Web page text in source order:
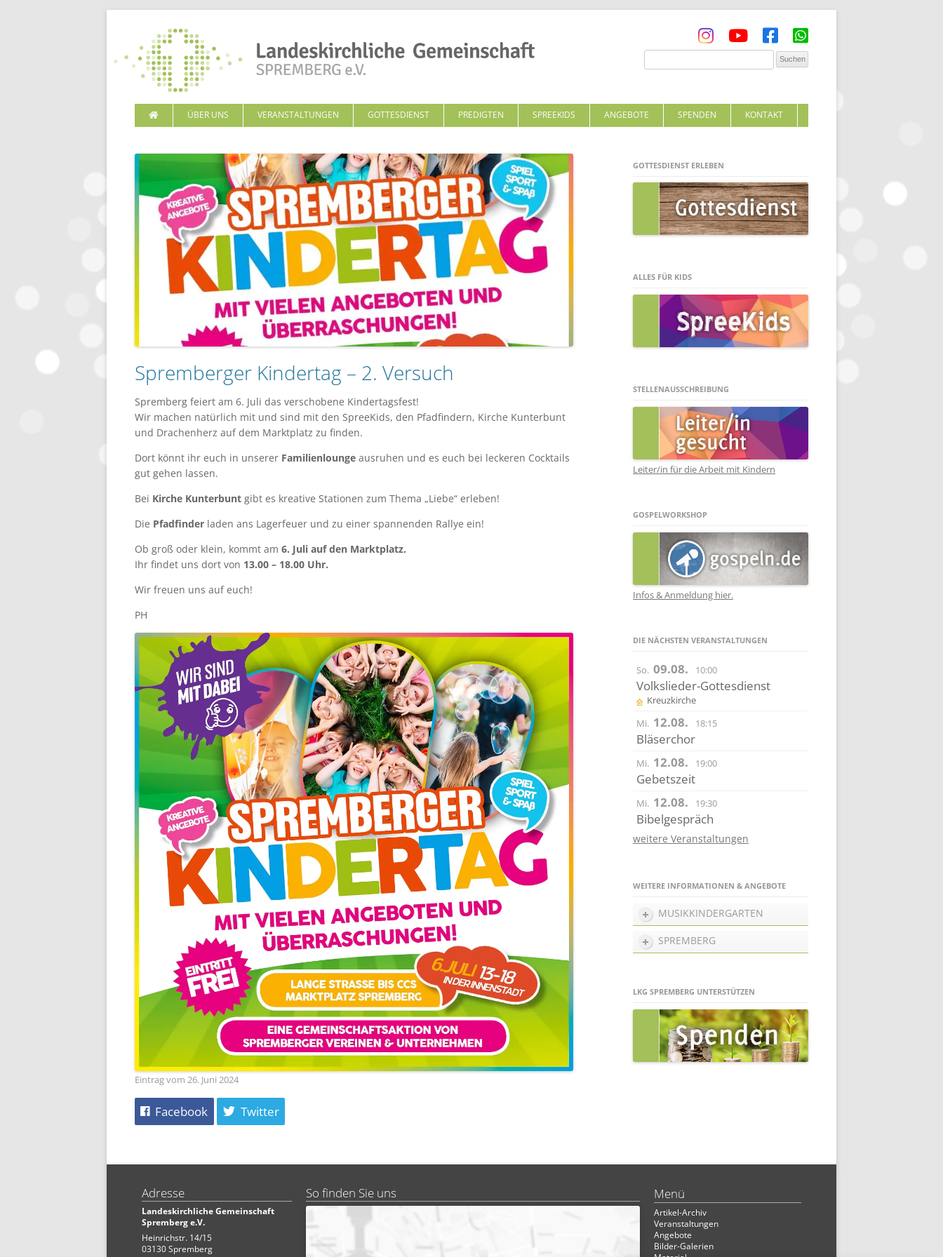
Zum Inhalt springen
ÜBER UNS VERANSTALTUNGEN GOTTESDIENST PREDIGTEN SPREEKIDS ANGEBOTE SPENDEN KONTAKT
Spremberger Kindertag – 2. Versuch
Spremberg feiert am 6. Juli das verschobene Kindertagsfest!
Wir machen natürlich mit und sind mit den SpreeKids, den Pfadfindern, Kirche Kunterbunt
und Drachenherz auf dem Marktplatz zu finden.
Dort könnt ihr euch in unserer Familienlounge ausruhen und es euch bei leckeren Cocktails
gut gehen lassen.
Bei Kirche Kunterbunt gibt es kreative Stationen zum Thema „Liebe“ erleben!
Die Pfadfinder laden ans Lagerfeuer und zu einer spannenden Rallye ein!
Ob groß oder klein, kommt am 6. Juli auf den Marktplatz.
Ihr findet uns dort von 13.00 – 18.00 Uhr.
Wir freuen uns auf euch!
PH
Eintrag vom 26. Juni 2024
Facebook Twitter
GOTTESDIENST ERLEBEN
ALLES FÜR KIDS
STELLENAUSSCHREIBUNG
Leiter/in für die Arbeit mit Kindern
GOSPELWORKSHOP
Infos & Anmeldung hier.
DIE NÄCHSTEN VERANSTALTUNGEN
So. 09.08. 10:00
Volkslieder-Gottesdienst
Kreuzkirche
Mi. 12.08. 18:15
Bläserchor
Mi. 12.08. 19:00
Gebetszeit
Mi. 12.08. 19:30
Bibelgespräch
weitere Veranstaltungen
WEITERE INFORMATIONEN & ANGEBOTE
MUSIKKINDERGARTEN
SPREMBERG
LKG SPREMBERG UNTERSTÜTZEN
Adresse
Landeskirchliche Gemeinschaft
Spremberg e.V.
Heinrichstr. 14/15
03130 Spremberg
So finden Sie uns Menü
Artikel-Archiv
Veranstaltungen
Angebote
Bilder-Galerien